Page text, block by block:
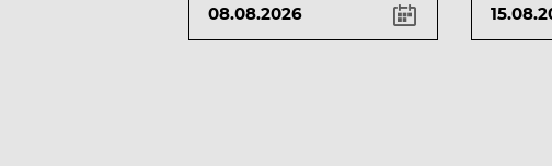
Pfeiltaste
links